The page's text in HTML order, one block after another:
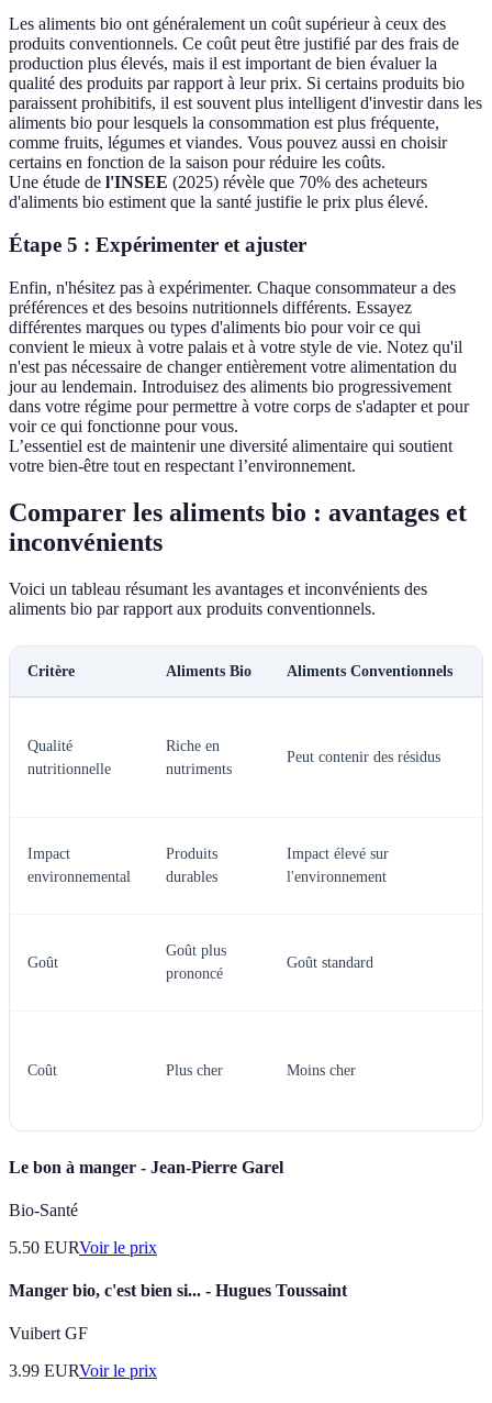
Les aliments bio ont généralement un coût supérieur à ceux des
produits conventionnels. Ce coût peut être justifié par des frais de
production plus élevés, mais il est important de bien évaluer la
qualité des produits par rapport à leur prix. Si certains produits bio
paraissent prohibitifs, il est souvent plus intelligent d'investir dans les
aliments bio pour lesquels la consommation est plus fréquente,
comme fruits, légumes et viandes. Vous pouvez aussi en choisir
certains en fonction de la saison pour réduire les coûts.
Une étude de l'INSEE (2025) révèle que 70% des acheteurs
d'aliments bio estiment que la santé justifie le prix plus élevé.
Étape 5 : Expérimenter et ajuster
Enfin, n'hésitez pas à expérimenter. Chaque consommateur a des
préférences et des besoins nutritionnels différents. Essayez
différentes marques ou types d'aliments bio pour voir ce qui
convient le mieux à votre palais et à votre style de vie. Notez qu'il
n'est pas nécessaire de changer entièrement votre alimentation du
jour au lendemain. Introduisez des aliments bio progressivement
dans votre régime pour permettre à votre corps de s'adapter et pour
voir ce qui fonctionne pour vous.
L’essentiel est de maintenir une diversité alimentaire qui soutient
votre bien-être tout en respectant l’environnement.
Comparer les aliments bio : avantages et
inconvénients
Voici un tableau résumant les avantages et inconvénients des
aliments bio par rapport aux produits conventionnels.
Critère Aliments Bio Aliments Conventionnels
Qualité
nutritionnelle
Riche en
nutriments
Peut contenir des résidus
Impact
environnemental
Produits
durables
Impact élevé sur
l'environnement
Goût
Goût plus
prononcé
Goût standard
Coût Plus cher Moins cher
Le bon à manger - Jean-Pierre Garel
Bio-Santé
5.50 EURVoir le prix
Manger bio, c'est bien si... - Hugues Toussaint
Vuibert GF
3.99 EURVoir le prix